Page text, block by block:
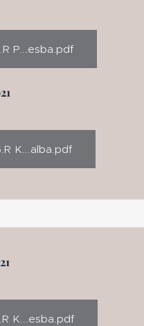
P...esba.pdf
K...alba.pdf
K...esba.pdf